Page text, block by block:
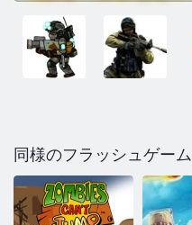
同様のフラッシュゲーム